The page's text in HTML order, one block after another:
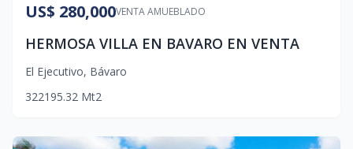
VENTA AMUEBLADO
US$ 280,000
HERMOSA VILLA EN BAVARO EN VENTA
El Ejecutivo, Bávaro
322195.32 Mt2